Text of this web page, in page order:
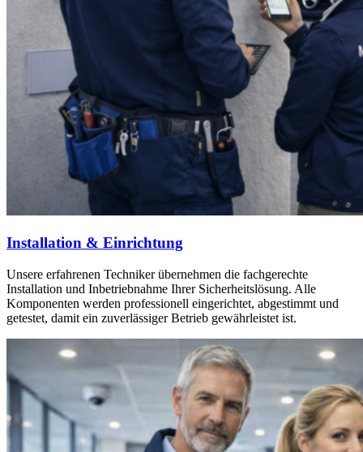
Installation & Einrichtung
Unsere erfahrenen Techniker übernehmen die fachgerechte
Installation und Inbetriebnahme Ihrer Sicherheitslösung. Alle
Komponenten werden professionell eingerichtet, abgestimmt und
getestet, damit ein zuverlässiger Betrieb gewährleistet ist.